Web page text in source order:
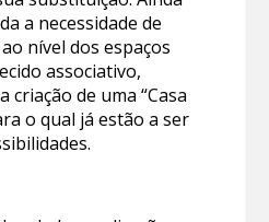
a necessidade de
nível dos espaços
associativo,
criação de uma “Casa
o qual já estão a ser